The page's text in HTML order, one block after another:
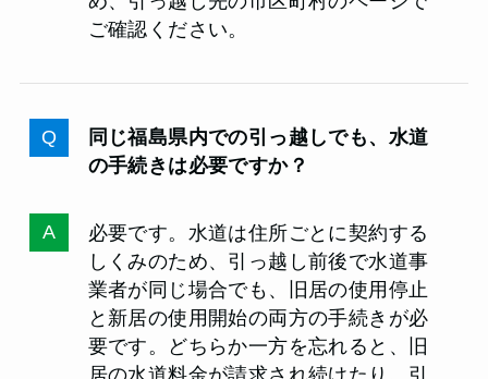
ご確認ください。
同じ福島県内での引っ越しでも、水道
の手続きは必要ですか？
必要です。水道は住所ごとに契約する
しくみのため、引っ越し前後で水道事
業者が同じ場合でも、旧居の使用停止
と新居の使用開始の両方の手続きが必
要です。どちらか一方を忘れると、旧
居の水道料金が請求され続けたり、引